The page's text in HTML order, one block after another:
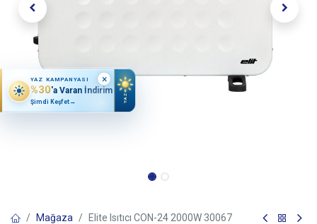
Mağaza Elite Isıtıcı CON-24 2000W 30067
YAZ KAMPANYASI
%30'a Varan İndirim
Şimdi Keşfet→ YAZ
×